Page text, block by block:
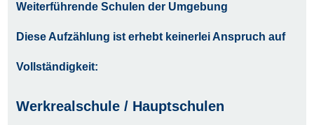
Weiterführende Schulen der Umgebung
Diese Aufzählung ist erhebt keinerlei Anspruch auf
Vollständigkeit:
Werkrealschule / Hauptschulen